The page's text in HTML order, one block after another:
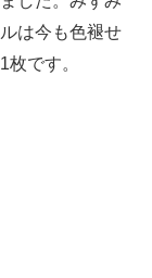
は今も色褪せ
です。